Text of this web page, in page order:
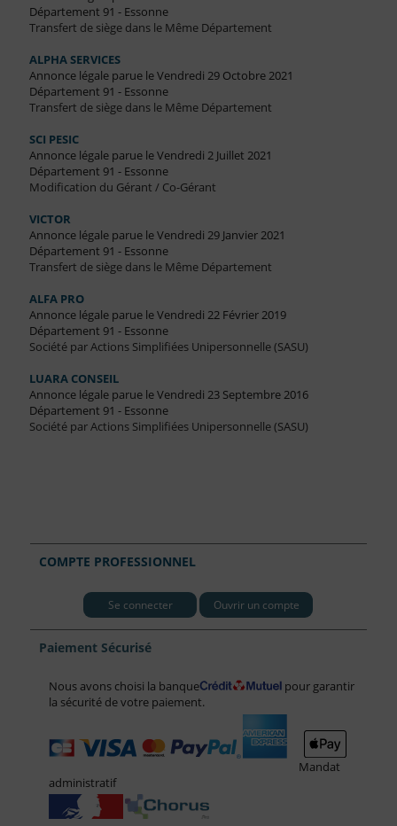
Département 91 - Essonne
Transfert de siège dans le Même Département
ALPHA SERVICES
Annonce légale parue le Vendredi 29 Octobre 2021
Département 91 - Essonne
Transfert de siège dans le Même Département
SCI PESIC
Annonce légale parue le Vendredi 2 Juillet 2021
Département 91 - Essonne
Modification du Gérant / Co-Gérant
VICTOR
Annonce légale parue le Vendredi 29 Janvier 2021
Département 91 - Essonne
Transfert de siège dans le Même Département
ALFA PRO
Annonce légale parue le Vendredi 22 Février 2019
Département 91 - Essonne
Société par Actions Simplifiées Unipersonnelle (SASU)
LUARA CONSEIL
Annonce légale parue le Vendredi 23 Septembre 2016
Département 91 - Essonne
Société par Actions Simplifiées Unipersonnelle (SASU)
COMPTE PROFESSIONNEL
Se connecter Ouvrir un compte
Paiement Sécurisé
Nous avons choisi la banque
pour garantir
la sécurité de votre paiement.
Mandat
administratif